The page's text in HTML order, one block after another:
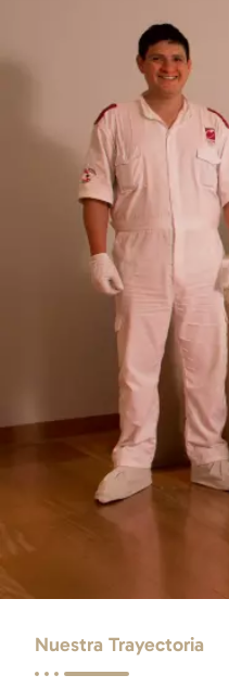
Nuestra Trayectoria